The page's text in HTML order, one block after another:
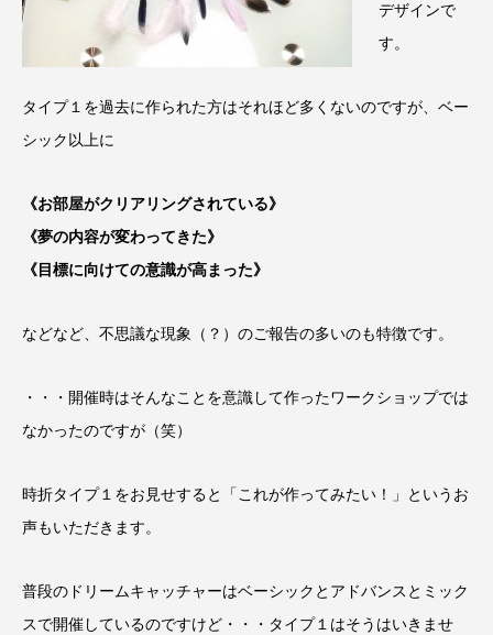
デザインで
す。
タイプ１を過去に作られた方はそれほど多くないのですが、ベー
シック以上に
《お部屋がクリアリングされている》
《夢の内容が変わってきた》
《目標に向けての意識が高まった》
などなど、不思議な現象（？）のご報告の多いのも特徴です。
・・・開催時はそんなことを意識して作ったワークショップでは
なかったのですが（笑）
時折タイプ１をお見せすると「これが作ってみたい！」というお
声もいただきます。
普段のドリームキャッチャーはベーシックとアドバンスとミック
スで開催しているのですけど・・・タイプ１はそうはいきませ